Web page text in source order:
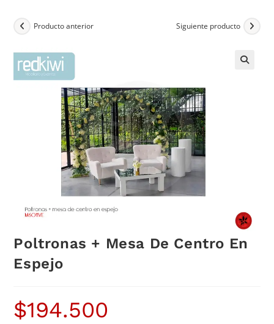
Producto anterior Siguiente producto
Poltronas + Mesa De Centro En
Espejo
$194.500